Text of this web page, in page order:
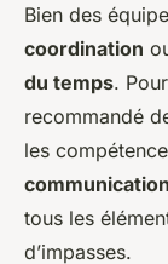
Bien des
coordination
du temps.
recommandé
les
tous les
d’impasses.